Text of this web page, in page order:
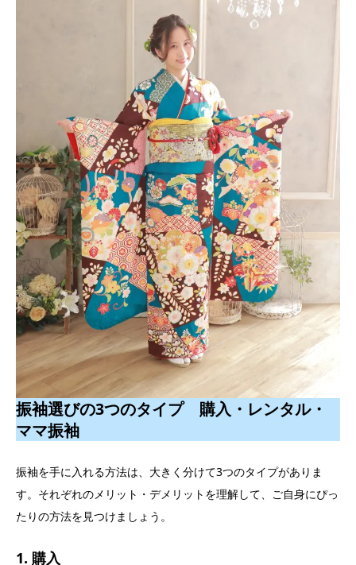
振袖選びの3つのタイプ 購入・レンタル・
ママ振袖
振袖を手に入れる方法は、大きく分けて3つのタイプがありま
す。それぞれのメリット・デメリットを理解して、ご自身にぴっ
たりの方法を見つけましょう。
1. 購入